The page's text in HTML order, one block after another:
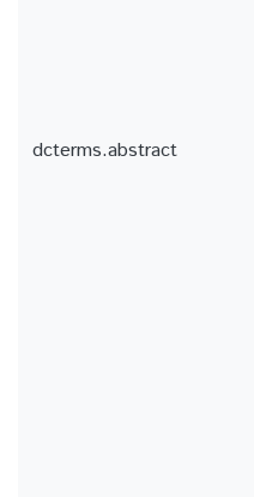
dcterms.abstract